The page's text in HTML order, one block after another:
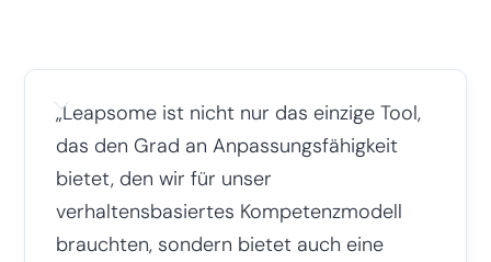
„Leapsome ist nicht nur das einzige Tool,
das den Grad an Anpassungsfähigkeit
bietet, den wir für unser
verhaltensbasiertes Kompetenzmodell
brauchten, sondern bietet auch eine